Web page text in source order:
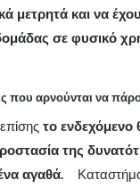
μετρητά και να
σε φυσικό
που αρνούνται να
το ενδεχόμενο
της
αγαθά.